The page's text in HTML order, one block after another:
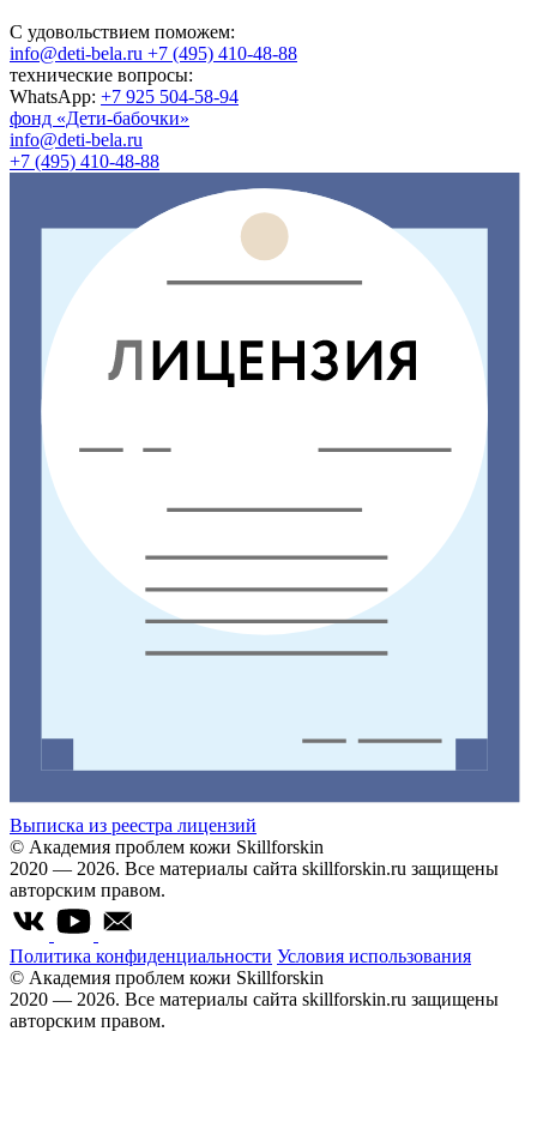
С удовольствием поможем:
info@deti-bela.ru +7 (495) 410-48-88
технические вопросы:
WhatsApp: +7 925 504-58-94
фонд «Дети-бабочки»
info@deti-bela.ru
+7 (495) 410-48-88
Выписка из реестра лицензий
© Академия проблем кожи Skillforskin
2020 — 2026. Все материалы сайта skillforskin.ru защищены
авторским правом.
Политика конфиденциальности Условия использования
© Академия проблем кожи Skillforskin
2020 — 2026. Все материалы сайта skillforskin.ru защищены
авторским правом.